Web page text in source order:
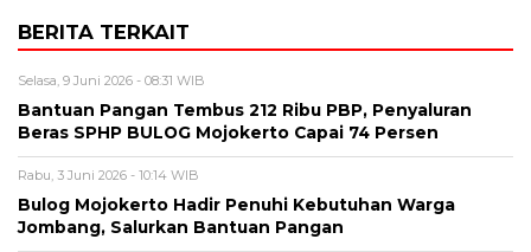
BERITA TERKAIT
Selasa, 9 Juni 2026 - 08:31 WIB
Bantuan Pangan Tembus 212 Ribu PBP, Penyaluran
Beras SPHP BULOG Mojokerto Capai 74 Persen
Rabu, 3 Juni 2026 - 10:14 WIB
Bulog Mojokerto Hadir Penuhi Kebutuhan Warga
Jombang, Salurkan Bantuan Pangan